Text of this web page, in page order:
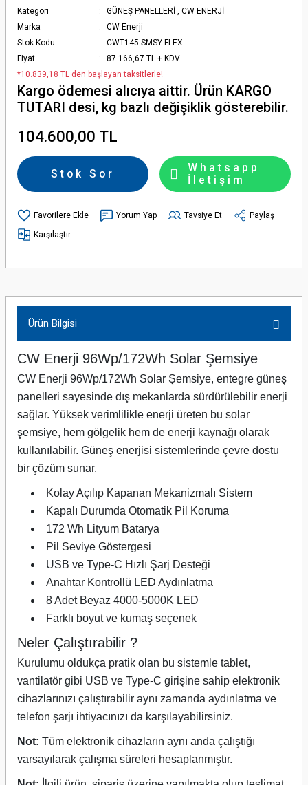
Kategori GÜNEŞ PANELLERİ ,CW ENERJİ
Marka
CW Enerji
Stok Kodu
CWT145-SMSY-FLEX
Fiyat
87.166,67 TL + KDV
*10.839,18 TL den başlayan taksitlerle!
Kargo ödemesi alıcıya aittir. Ürün KARGO
TUTARI desi, kg bazlı değişiklik gösterebilir.
104.600,00 TL
Stok Sor
Whatsapp
İletişim
Yorum Yap Tavsiye Et
Paylaş
Karşılaştır
Ürün Bilgisi
CW Enerji 96Wp/172Wh Solar Şemsiye
CW Enerji 96Wp/172Wh Solar Şemsiye, entegre güneş
panelleri sayesinde dış mekanlarda sürdürülebilir enerji
sağlar. Yüksek verimlilikle enerji üreten bu solar
şemsiye, hem gölgelik hem de enerji kaynağı olarak
kullanılabilir. Güneş enerjisi sistemlerinde çevre dostu
bir çözüm sunar.
Kolay Açılıp Kapanan Mekanizmalı Sistem
Kapalı Durumda Otomatik Pil Koruma
172 Wh Lityum Batarya
Pil Seviye Göstergesi
USB ve Type-C Hızlı Şarj Desteği
Anahtar Kontrollü LED Aydınlatma
8 Adet Beyaz 4000-5000K LED
Farklı boyut ve kumaş seçenek
Neler Çalıştırabilir ?
Kurulumu oldukça pratik olan bu sistemle tablet,
vantilatör gibi USB ve Type-C girişine sahip elektronik
cihazlarınızı çalıştırabilir aynı zamanda aydınlatma ve
telefon şarjı ihtiyacınızı da karşılayabilirsiniz.
Not: Tüm elektronik cihazların aynı anda çalıştığı
varsayılarak çalışma süreleri hesaplanmıştır.